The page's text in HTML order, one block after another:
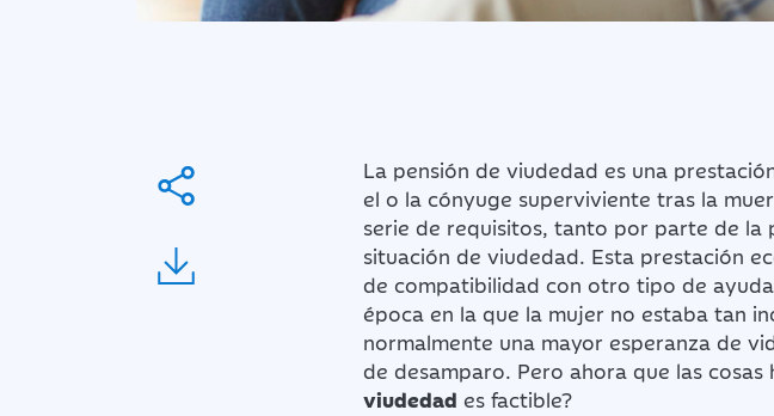
La pensión de viudedad es una
el o la cónyuge superviviente tras la
serie de requisitos, tanto por parte de la
situación de viudedad. Esta prestación
de compatibilidad con otro tipo de
época en la que la mujer no estaba tan
normalmente una mayor esperanza de
de desamparo. Pero ahora que las cosas
viudedad es factible?